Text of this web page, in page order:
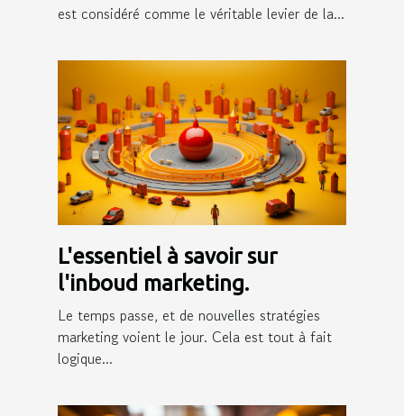
est considéré comme le véritable levier de la...
L'essentiel à savoir sur
l'inboud marketing.
Le temps passe, et de nouvelles stratégies
marketing voient le jour. Cela est tout à fait
logique...